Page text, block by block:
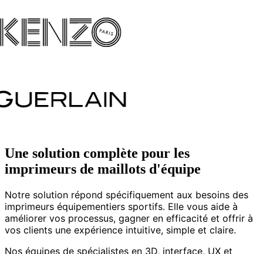
Une solution complète pour les
imprimeurs de maillots d'équipe
Notre solution répond spécifiquement aux besoins des
imprimeurs équipementiers sportifs. Elle vous aide à
améliorer vos processus, gagner en efficacité et offrir à
vos clients une expérience intuitive, simple et claire.
Nos équipes de spécialistes en 3D, interface, UX et